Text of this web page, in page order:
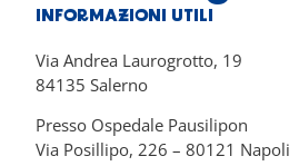
INFORMAZIONI UTILI
Via Andrea Laurogrotto, 19
84135 Salerno
Presso Ospedale Pausilipon
Via Posillipo, 226 – 80121 Napoli